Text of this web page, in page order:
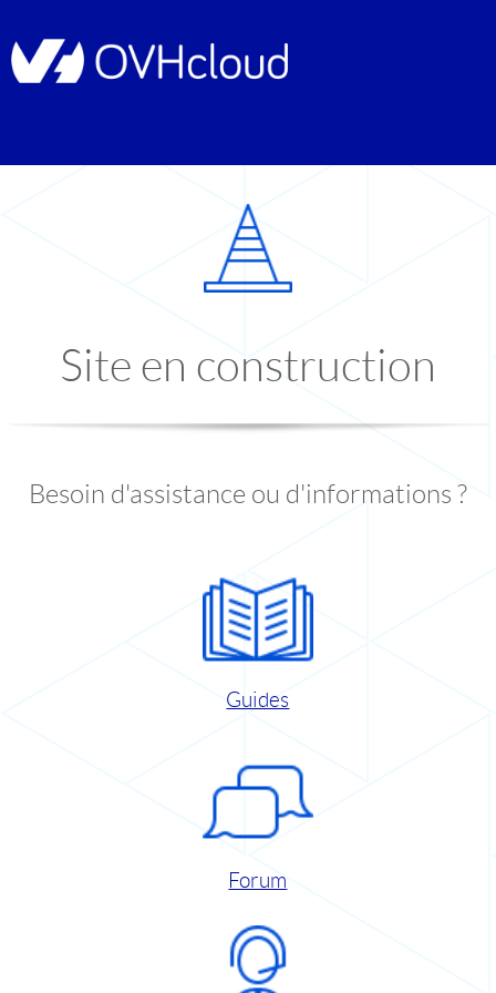
Site en construction
Besoin d'assistance ou d'informations ?
Guides
Forum